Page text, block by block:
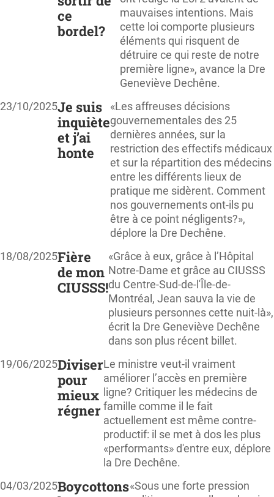
ce
bordel?
mauvaises intentions. Mais
cette loi comporte plusieurs
éléments qui risquent de
détruire ce qui reste de notre
première ligne», avance la Dre
Geneviève Dechêne.
23/10/2025Je suis
inquiète
et j’ai
honte
«Les affreuses décisions
gouvernementales des 25
dernières années, sur la
restriction des effectifs médicaux
et sur la répartition des médecins
entre les différents lieux de
pratique me sidèrent. Comment
nos gouvernements ont-ils pu
être à ce point négligents?»,
déplore la Dre Dechêne.
18/08/2025Fière
de mon
CIUSSS!
«Grâce à eux, grâce à l’Hôpital
Notre-Dame et grâce au CIUSSS
du Centre-Sud-de-l'Île-de-
Montréal, Jean sauva la vie de
plusieurs personnes cette nuit-là»,
écrit la Dre Geneviève Dechêne
dans son plus récent billet.
19/06/2025Diviser
pour
mieux
régner
Le ministre veut-il vraiment
améliorer l’accès en première
ligne? Critiquer les médecins de
famille comme il le fait
actuellement est même contre-
productif: il se met à dos les plus
«performants» d'entre eux, déplore
la Dre Dechêne.
04/03/2025Boycottons«Sous une forte pression